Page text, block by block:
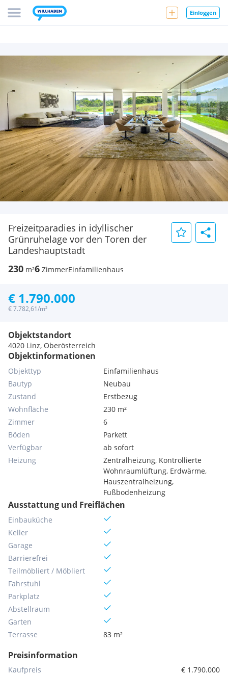
Einloggen
Freizeitparadies in idyllischer
Grünruhelage vor den Toren der
Landeshauptstadt
230 m²6 ZimmerEinfamilienhaus
€ 1.790.000
€ 7.782,61/m²
Objektstandort
4020 Linz, Oberösterreich
Objektinformationen
Objekttyp
Einfamilienhaus
Bautyp
Neubau
Zustand
Erstbezug
Wohnfläche
230 m²
Zimmer
6
Böden
Parkett
Verfügbar
ab sofort
Heizung
Zentralheizung, Kontrollierte
Wohnraumlüftung, Erdwärme,
Hauszentralheizung,
Fußbodenheizung
Ausstattung und Freiflächen
Einbauküche
Keller
Garage
Barrierefrei
Teilmöbliert / Möbliert
Fahrstuhl
Parkplatz
Abstellraum
Garten
Terrasse
83 m²
Preisinformation
Kaufpreis
€ 1.790.000